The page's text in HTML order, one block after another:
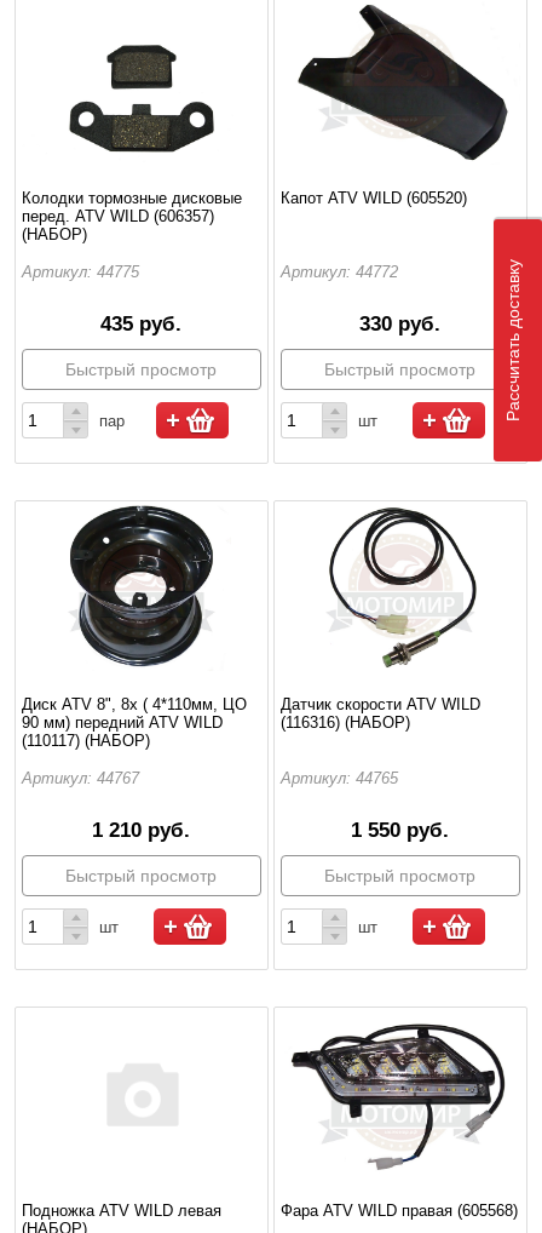
Колодки тормозные дисковые
перед. ATV WILD (606357)
(НАБОР)
Артикул: 44775
435 руб.
Быстрый просмотр
пар
Капот ATV WILD (605520)
Артикул: 44772
330 руб.
Быстрый просмотр
шт
Диск ATV 8", 8х ( 4*110мм, ЦО
90 мм) передний ATV WILD
(110117) (НАБОР)
Артикул: 44767
1 210 руб.
Быстрый просмотр
шт
Датчик скорости ATV WILD
(116316) (НАБОР)
Артикул: 44765
1 550 руб.
Быстрый просмотр
шт
Подножка ATV WILD левая
(НАБОР)
Фара ATV WILD правая (605568)
Рассчитать доставку